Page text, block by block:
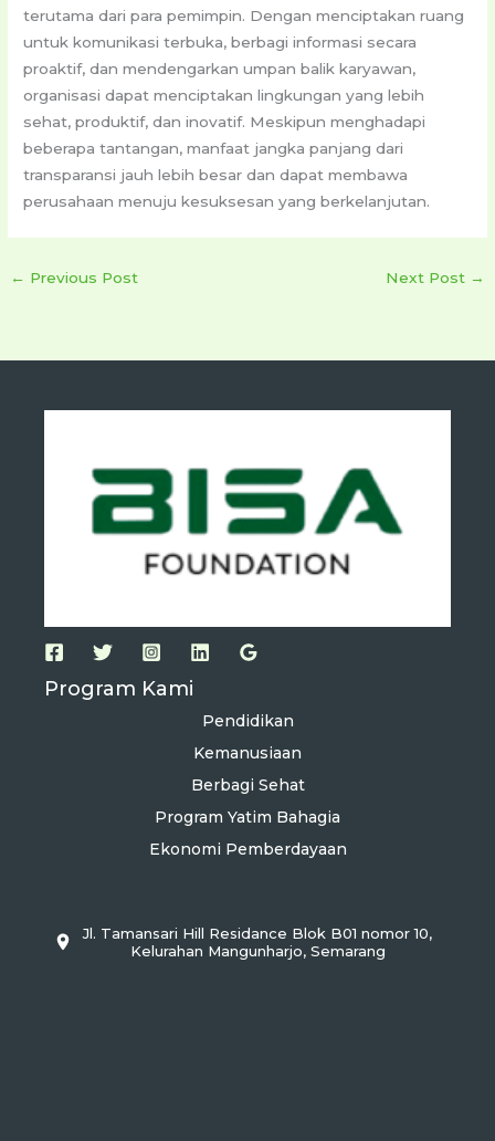
terutama dari para pemimpin. Dengan menciptakan ruang
untuk komunikasi terbuka, berbagi informasi secara
proaktif, dan mendengarkan umpan balik karyawan,
organisasi dapat menciptakan lingkungan yang lebih
sehat, produktif, dan inovatif. Meskipun menghadapi
beberapa tantangan, manfaat jangka panjang dari
transparansi jauh lebih besar dan dapat membawa
perusahaan menuju kesuksesan yang berkelanjutan.
← Previous Post Next Post →
Program Kami
Pendidikan
Kemanusiaan
Berbagi Sehat
Program Yatim Bahagia
Ekonomi Pemberdayaan
Jl. Tamansari Hill Residance Blok B01 nomor 10,
Kelurahan Mangunharjo, Semarang